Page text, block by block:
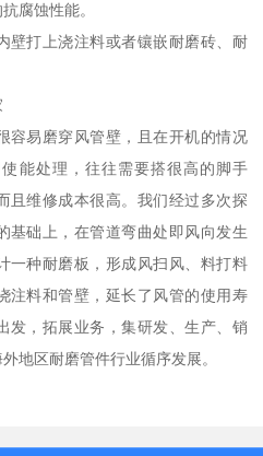
腐蚀性能。
壁打上浇注料或者镶嵌耐磨砖、耐
容易磨穿风管壁，且在开机的情况
能处理，往往需要搭很高的脚手
且维修成本很高。我们经过多次探
基础上，在管道弯曲处即风向发生
一种耐磨板，形成风扫风、料打料
注料和管壁，延长了风管的使用寿
发，拓展业务，集研发、生产、销
地区耐磨管件行业循序发展。